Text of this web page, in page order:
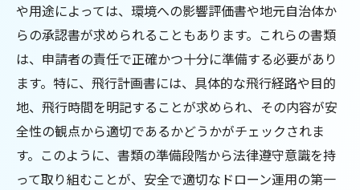
京都でドローンを安全に飛ばすために知ってお
くべきポイント
安全な飛行ルートの選び方
飛行中のトラブル事例と対策
京都府の推奨する安全基準
緊急時の連絡先と対応手順
地元住民の理解を得る方法
や用途によっては、環境への影響評価書や地元自治体か
らの承認書が求められることもあります。これらの書類
は、申請者の責任で正確かつ十分に準備する必要があり
ます。特に、飛行計画書には、具体的な飛行経路や目的
地、飛行時間を明記することが求められ、その内容が安
全性の観点から適切であるかどうかがチェックされま
す。このように、書類の準備段階から法律遵守意識を持
って取り組むことが、安全で適切なドローン運用の第一